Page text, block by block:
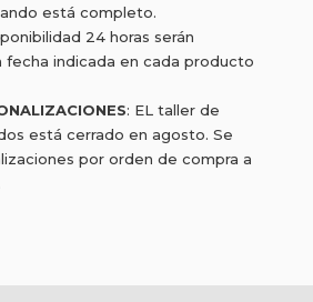
está completo.
24 horas serán
fecha indicada en cada producto
: EL taller de
está cerrado en agosto. Se
por orden de compra a